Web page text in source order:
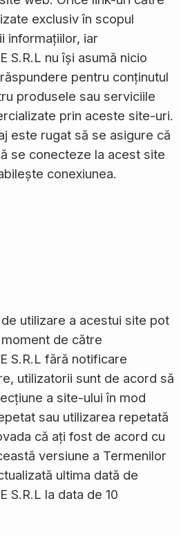
exclusiv în scopul
informațiilor, iar
S.R.L nu își asumă nicio
pentru conținutul
produsele sau serviciile
prin aceste site-uri.
este rugat să se asigure că
se conecteze la acest site
conexiunea.
utilizare a acestui site pot
de către
S.R.L fără notificare
utilizatorii sunt de acord să
a site-ului în mod
sau utilizarea repetată
că ați fost de acord cu
versiune a Termenilor
ultima dată de
S.R.L la data de 10